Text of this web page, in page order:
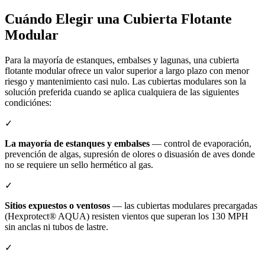
Cuándo Elegir una Cubierta Flotante
Modular
Para la mayoría de estanques, embalses y lagunas, una cubierta
flotante modular ofrece un valor superior a largo plazo con menor
riesgo y mantenimiento casi nulo. Las cubiertas modulares son la
solución preferida cuando se aplica cualquiera de las siguientes
condiciónes:
✓
La mayoría de estanques y embalses — control de evaporación,
prevención de algas, supresión de olores o disuasión de aves donde
no se requiere un sello hermético al gas.
✓
Sitios expuestos o ventosos — las cubiertas modulares precargadas
(Hexprotect® AQUA) resisten vientos que superan los 130 MPH
sin anclas ni tubos de lastre.
✓